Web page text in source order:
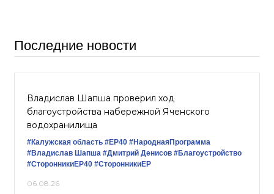
Последние новости
Владислав Шапша проверил ход
благоустройства набережной Яченского
водохранилища
#Калужская область #ЕР40 #НароднаяПрограмма
#Владислав Шапша #Дмитрий Денисов #Благоустройство
#СторонникиЕР40 #СторонникиЕР
06.08.26